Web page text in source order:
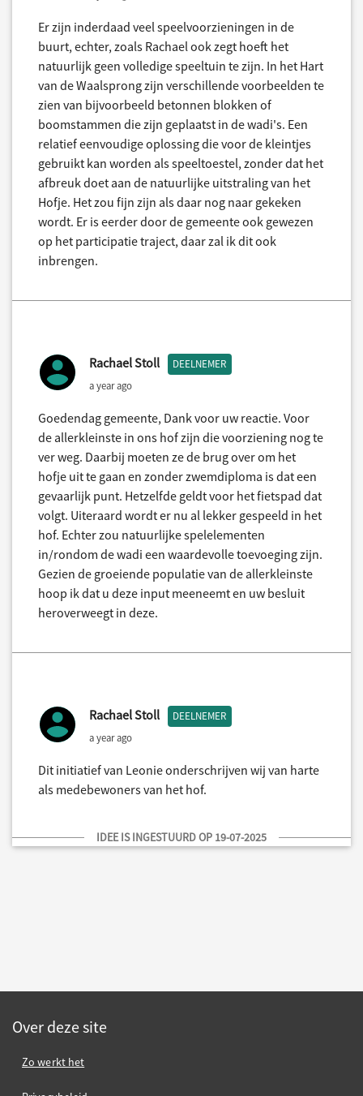
Er zijn inderdaad veel speelvoorzieningen in de
buurt, echter, zoals Rachael ook zegt hoeft het
natuurlijk geen volledige speeltuin te zijn. In het Hart
van de Waalsprong zijn verschillende voorbeelden te
zien van bijvoorbeeld betonnen blokken of
boomstammen die zijn geplaatst in de wadi's. Een
relatief eenvoudige oplossing die voor de kleintjes
gebruikt kan worden als speeltoestel, zonder dat het
afbreuk doet aan de natuurlijke uitstraling van het
Hofje. Het zou fijn zijn als daar nog naar gekeken
wordt. Er is eerder door de gemeente ook gewezen
op het participatie traject, daar zal ik dit ook
inbrengen.
Rachael Stoll DEELNEMER
a year ago
Goedendag gemeente, Dank voor uw reactie. Voor
de allerkleinste in ons hof zijn die voorziening nog te
ver weg. Daarbij moeten ze de brug over om het
hofje uit te gaan en zonder zwemdiploma is dat een
gevaarlijk punt. Hetzelfde geldt voor het fietspad dat
volgt. Uiteraard wordt er nu al lekker gespeeld in het
hof. Echter zou natuurlijke spelelementen
in/rondom de wadi een waardevolle toevoeging zijn.
Gezien de groeiende populatie van de allerkleinste
hoop ik dat u deze input meeneemt en uw besluit
heroverweegt in deze.
Rachael Stoll DEELNEMER
a year ago
Dit initiatief van Leonie onderschrijven wij van harte
als medebewoners van het hof.
IDEE IS INGESTUURD OP 19-07-2025
Over deze site
Zo werkt het